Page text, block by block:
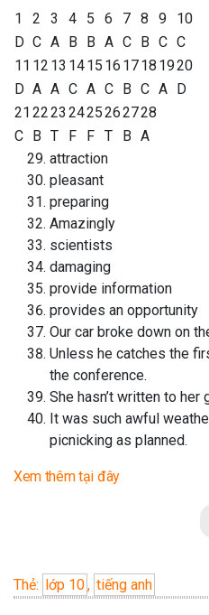
1 2 3 4 5 6 7 8 9
10
D C A B B A C B C C
11 12 13 1415 16 1718 1920
D A A C A C B C A D
21 2223 2425262728
C B T F F T B A
attraction
pleasant
preparing
Amazingly
scientists
damaging
provide information
provides an opportunity
Our car broke down on
Unless he catches the
the conference.
She hasn’t written to
It was such awful
picnicking as planned.
Xem thêm tại đây
Thẻ: lớp 10, tiếng anh